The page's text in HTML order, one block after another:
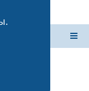
Limited